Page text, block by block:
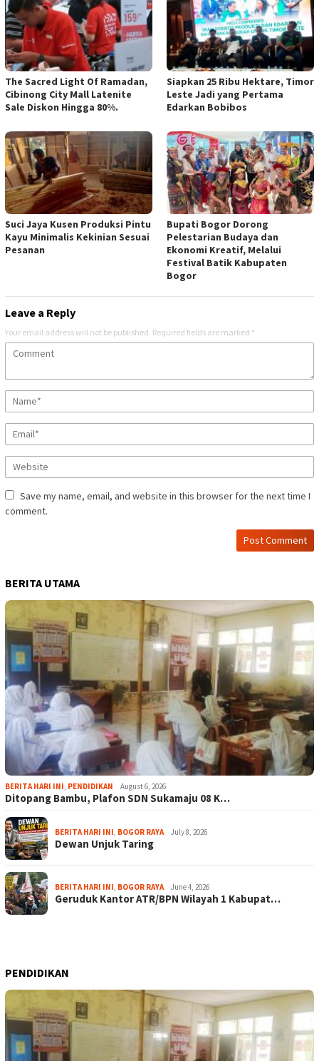
The Sacred Light Of Ramadan,
Cibinong City Mall Latenite
Sale Diskon Hingga 80%.
Siapkan 25 Ribu Hektare, Timor
Leste Jadi yang Pertama
Edarkan Bobibos
Suci Jaya Kusen Produksi Pintu
Kayu Minimalis Kekinian Sesuai
Pesanan
Bupati Bogor Dorong
Pelestarian Budaya dan
Ekonomi Kreatif, Melalui
Festival Batik Kabupaten
Bogor
Leave a Reply
Your email address will not be published. Required fields are marked *
Save my name, email, and website in this browser for the next time I
comment.
BERITA UTAMA
BERITA HARI INI, PENDIDIKAN August 6, 2026
Ditopang Bambu, Plafon SDN Sukamaju 08 K…
BERITA HARI INI, BOGOR RAYA July 8, 2026
Dewan Unjuk Taring
BERITA HARI INI, BOGOR RAYA June 4, 2026
Geruduk Kantor ATR/BPN Wilayah 1 Kabupat…
PENDIDIKAN